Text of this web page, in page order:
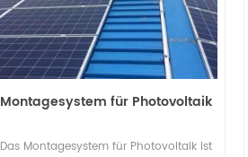
Montagesystem für Photovoltaik
Das Montagesystem für Photovoltaik ist